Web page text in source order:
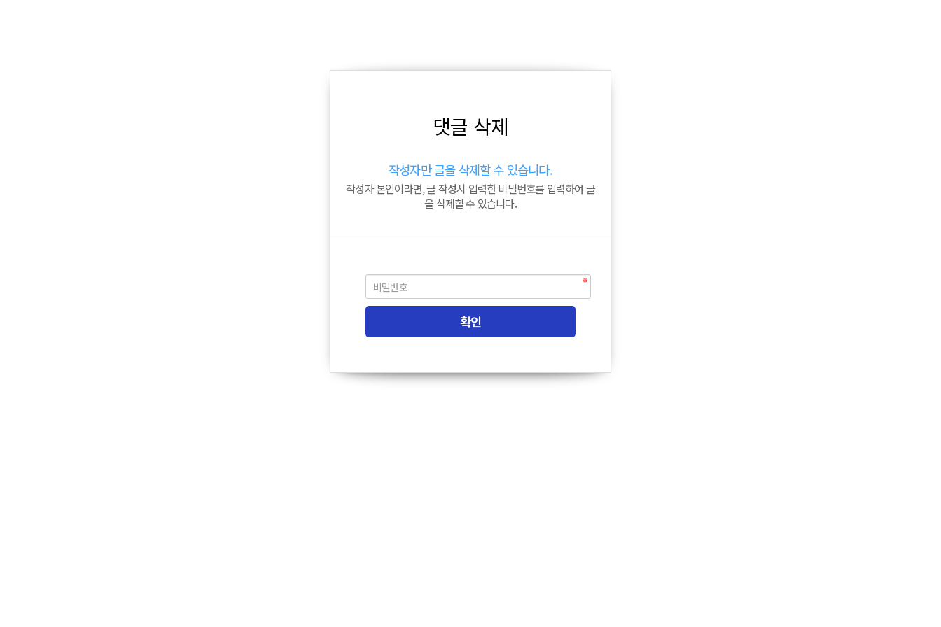
댓글 삭제
작성자만 글을 삭제할 수 있습니다.
작성자 본인이라면, 글 작성시 입력한 비밀번호를 입력하여 글
을 삭제할 수 있습니다.